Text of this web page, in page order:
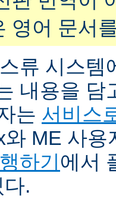
영어 문서
류 시스템
내용을 담
는 서비스
와 ME 사
하기에서
.